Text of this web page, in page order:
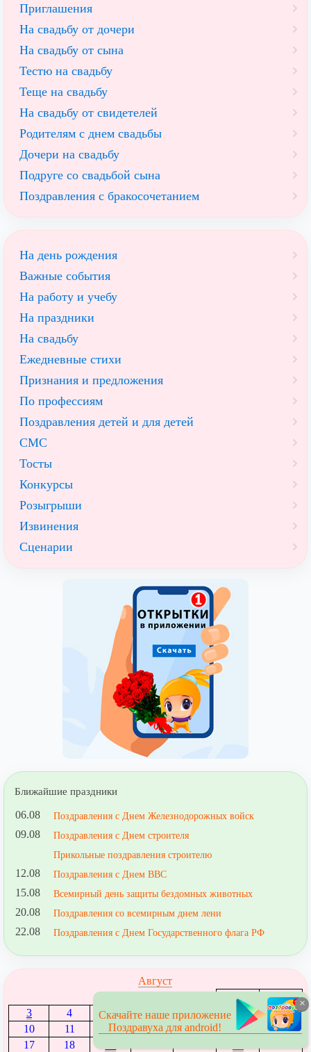
Приглашения
На свадьбу от дочери
На свадьбу от сына
Тестю на свадьбу
Теще на свадьбу
На свадьбу от свидетелей
Родителям с днем свадьбы
Дочери на свадьбу
Подруге со свадьбой сына
Поздравления с бракосочетанием
На день рождения
Важные события
На работу и учебу
На праздники
На свадьбу
Ежедневные стихи
Признания и предложения
По профессиям
Поздравления детей и для детей
СМС
Тосты
Конкурсы
Розыгрыши
Извинения
Сценарии
Ближайшие праздники
06.08 Поздравления с Днем Железнодорожных войск
09.08
Поздравления с Днем строителя
Прикольные поздравления строителю
12.08 Поздравления с Днем ВВС
15.08 Всемирный день защиты бездомных животных
20.08 Поздравления со всемирным днем лени
22.08 Поздравления с Днем Государственного флага РФ
Август
1
2
3
4 5 6 7 8
9
10
11 12 13 14 15
16
17
18
×
Скачайте наше приложение
Поздравуха для android!